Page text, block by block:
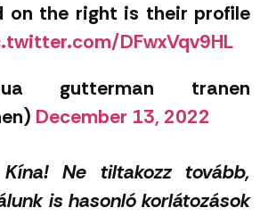
on the right is their profile
DFwxVqv9HL
gutterman tranen
December 13, 2022
Kína! Ne tiltakozz tovább,
is hasonló korlátozások